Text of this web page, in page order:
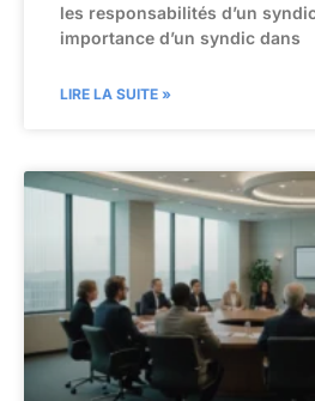
les responsabilités d’un
importance d’un syndic dans
LIRE LA SUITE »